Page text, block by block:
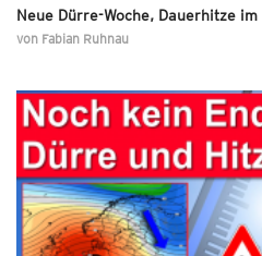
Neue Dürre-Woche, Dauerhitze
von Fabian Ruhnau